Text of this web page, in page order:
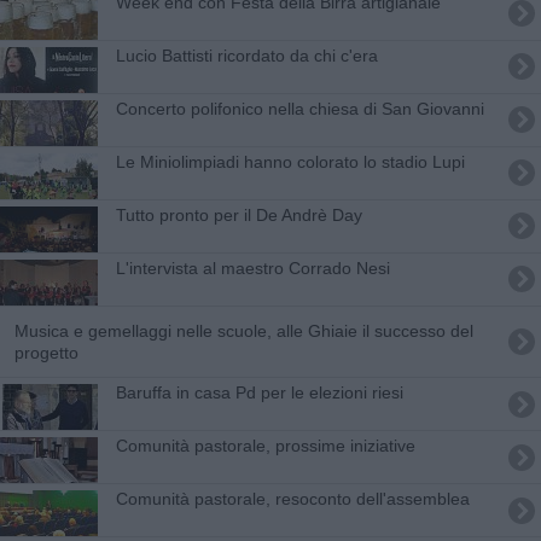
Lucio Battisti ricordato da chi c'era
Concerto polifonico nella chiesa di San Giovanni
Le Miniolimpiadi hanno colorato lo stadio Lupi
Tutto pronto per il De Andrè Day
L'intervista al maestro Corrado Nesi
Musica e gemellaggi nelle scuole, alle Ghiaie il successo del
progetto
Baruffa in casa Pd per le elezioni riesi
Comunità pastorale, prossime iniziative
Comunità pastorale, resoconto dell'assemblea